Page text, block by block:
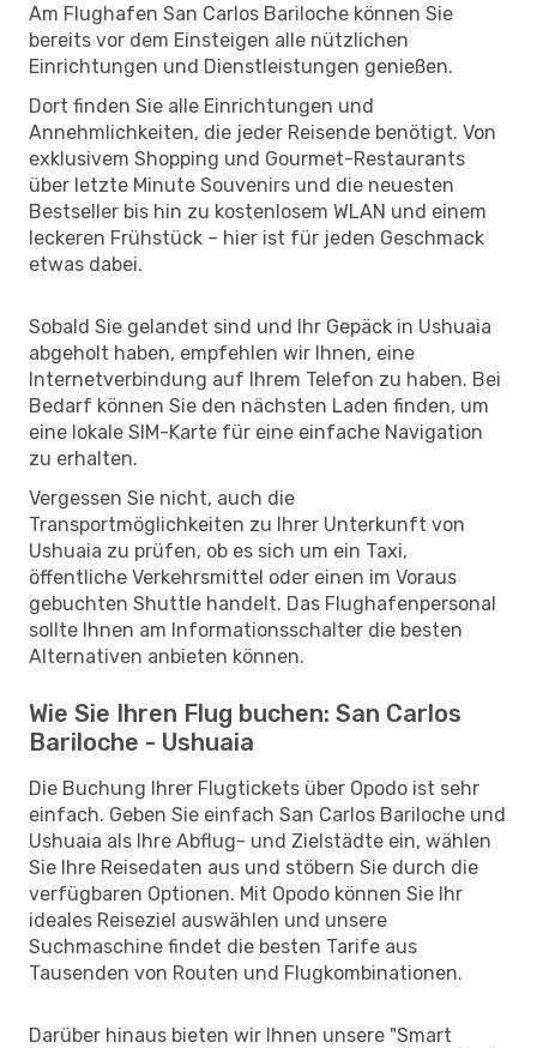
Am Flughafen San Carlos Bariloche können Sie
bereits vor dem Einsteigen alle nützlichen
Einrichtungen und Dienstleistungen genießen.
Dort finden Sie alle Einrichtungen und
Annehmlichkeiten, die jeder Reisende benötigt. Von
exklusivem Shopping und Gourmet-Restaurants
über letzte Minute Souvenirs und die neuesten
Bestseller bis hin zu kostenlosem WLAN und einem
leckeren Frühstück – hier ist für jeden Geschmack
etwas dabei.
Sobald Sie gelandet sind und Ihr Gepäck in Ushuaia
abgeholt haben, empfehlen wir Ihnen, eine
Internetverbindung auf Ihrem Telefon zu haben. Bei
Bedarf können Sie den nächsten Laden finden, um
eine lokale SIM-Karte für eine einfache Navigation
zu erhalten.
Vergessen Sie nicht, auch die
Transportmöglichkeiten zu Ihrer Unterkunft von
Ushuaia zu prüfen, ob es sich um ein Taxi,
öffentliche Verkehrsmittel oder einen im Voraus
gebuchten Shuttle handelt. Das Flughafenpersonal
sollte Ihnen am Informationsschalter die besten
Alternativen anbieten können.
Wie Sie Ihren Flug buchen: San Carlos
Bariloche - Ushuaia
Die Buchung Ihrer Flugtickets über Opodo ist sehr
einfach. Geben Sie einfach San Carlos Bariloche und
Ushuaia als Ihre Abflug- und Zielstädte ein, wählen
Sie Ihre Reisedaten aus und stöbern Sie durch die
verfügbaren Optionen. Mit Opodo können Sie Ihr
ideales Reiseziel auswählen und unsere
Suchmaschine findet die besten Tarife aus
Tausenden von Routen und Flugkombinationen.
Darüber hinaus bieten wir Ihnen unsere "Smart